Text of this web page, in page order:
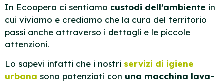
In Ecoopera ci sentiamo custodi dell’ambiente in
cui viviamo e crediamo che la cura del territorio
passi anche attraverso i dettagli e le piccole
attenzioni.
Lo sapevi infatti che i nostri servizi di igiene
urbana sono potenziati con una macchina lava-